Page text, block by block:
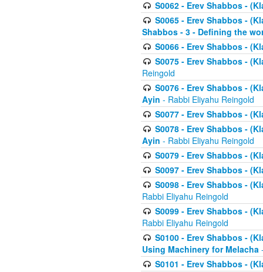
S0062 - Erev Shabbos -
S0065 - Erev Shabbos -
Shabbos - 3 - Defining the
S0066 - Erev Shabbos -
S0075 - Erev Shabbos -
Reingold
S0076 - Erev Shabbos -
Ayin - Rabbi Eliyahu Reingold
S0077 - Erev Shabbos -
S0078 - Erev Shabbos -
Ayin - Rabbi Eliyahu Reingold
S0079 - Erev Shabbos -
S0097 - Erev Shabbos -
S0098 - Erev Shabbos -
Rabbi Eliyahu Reingold
S0099 - Erev Shabbos -
Rabbi Eliyahu Reingold
S0100 - Erev Shabbos -
Using Machinery for Melacha
S0101 - Erev Shabbos -